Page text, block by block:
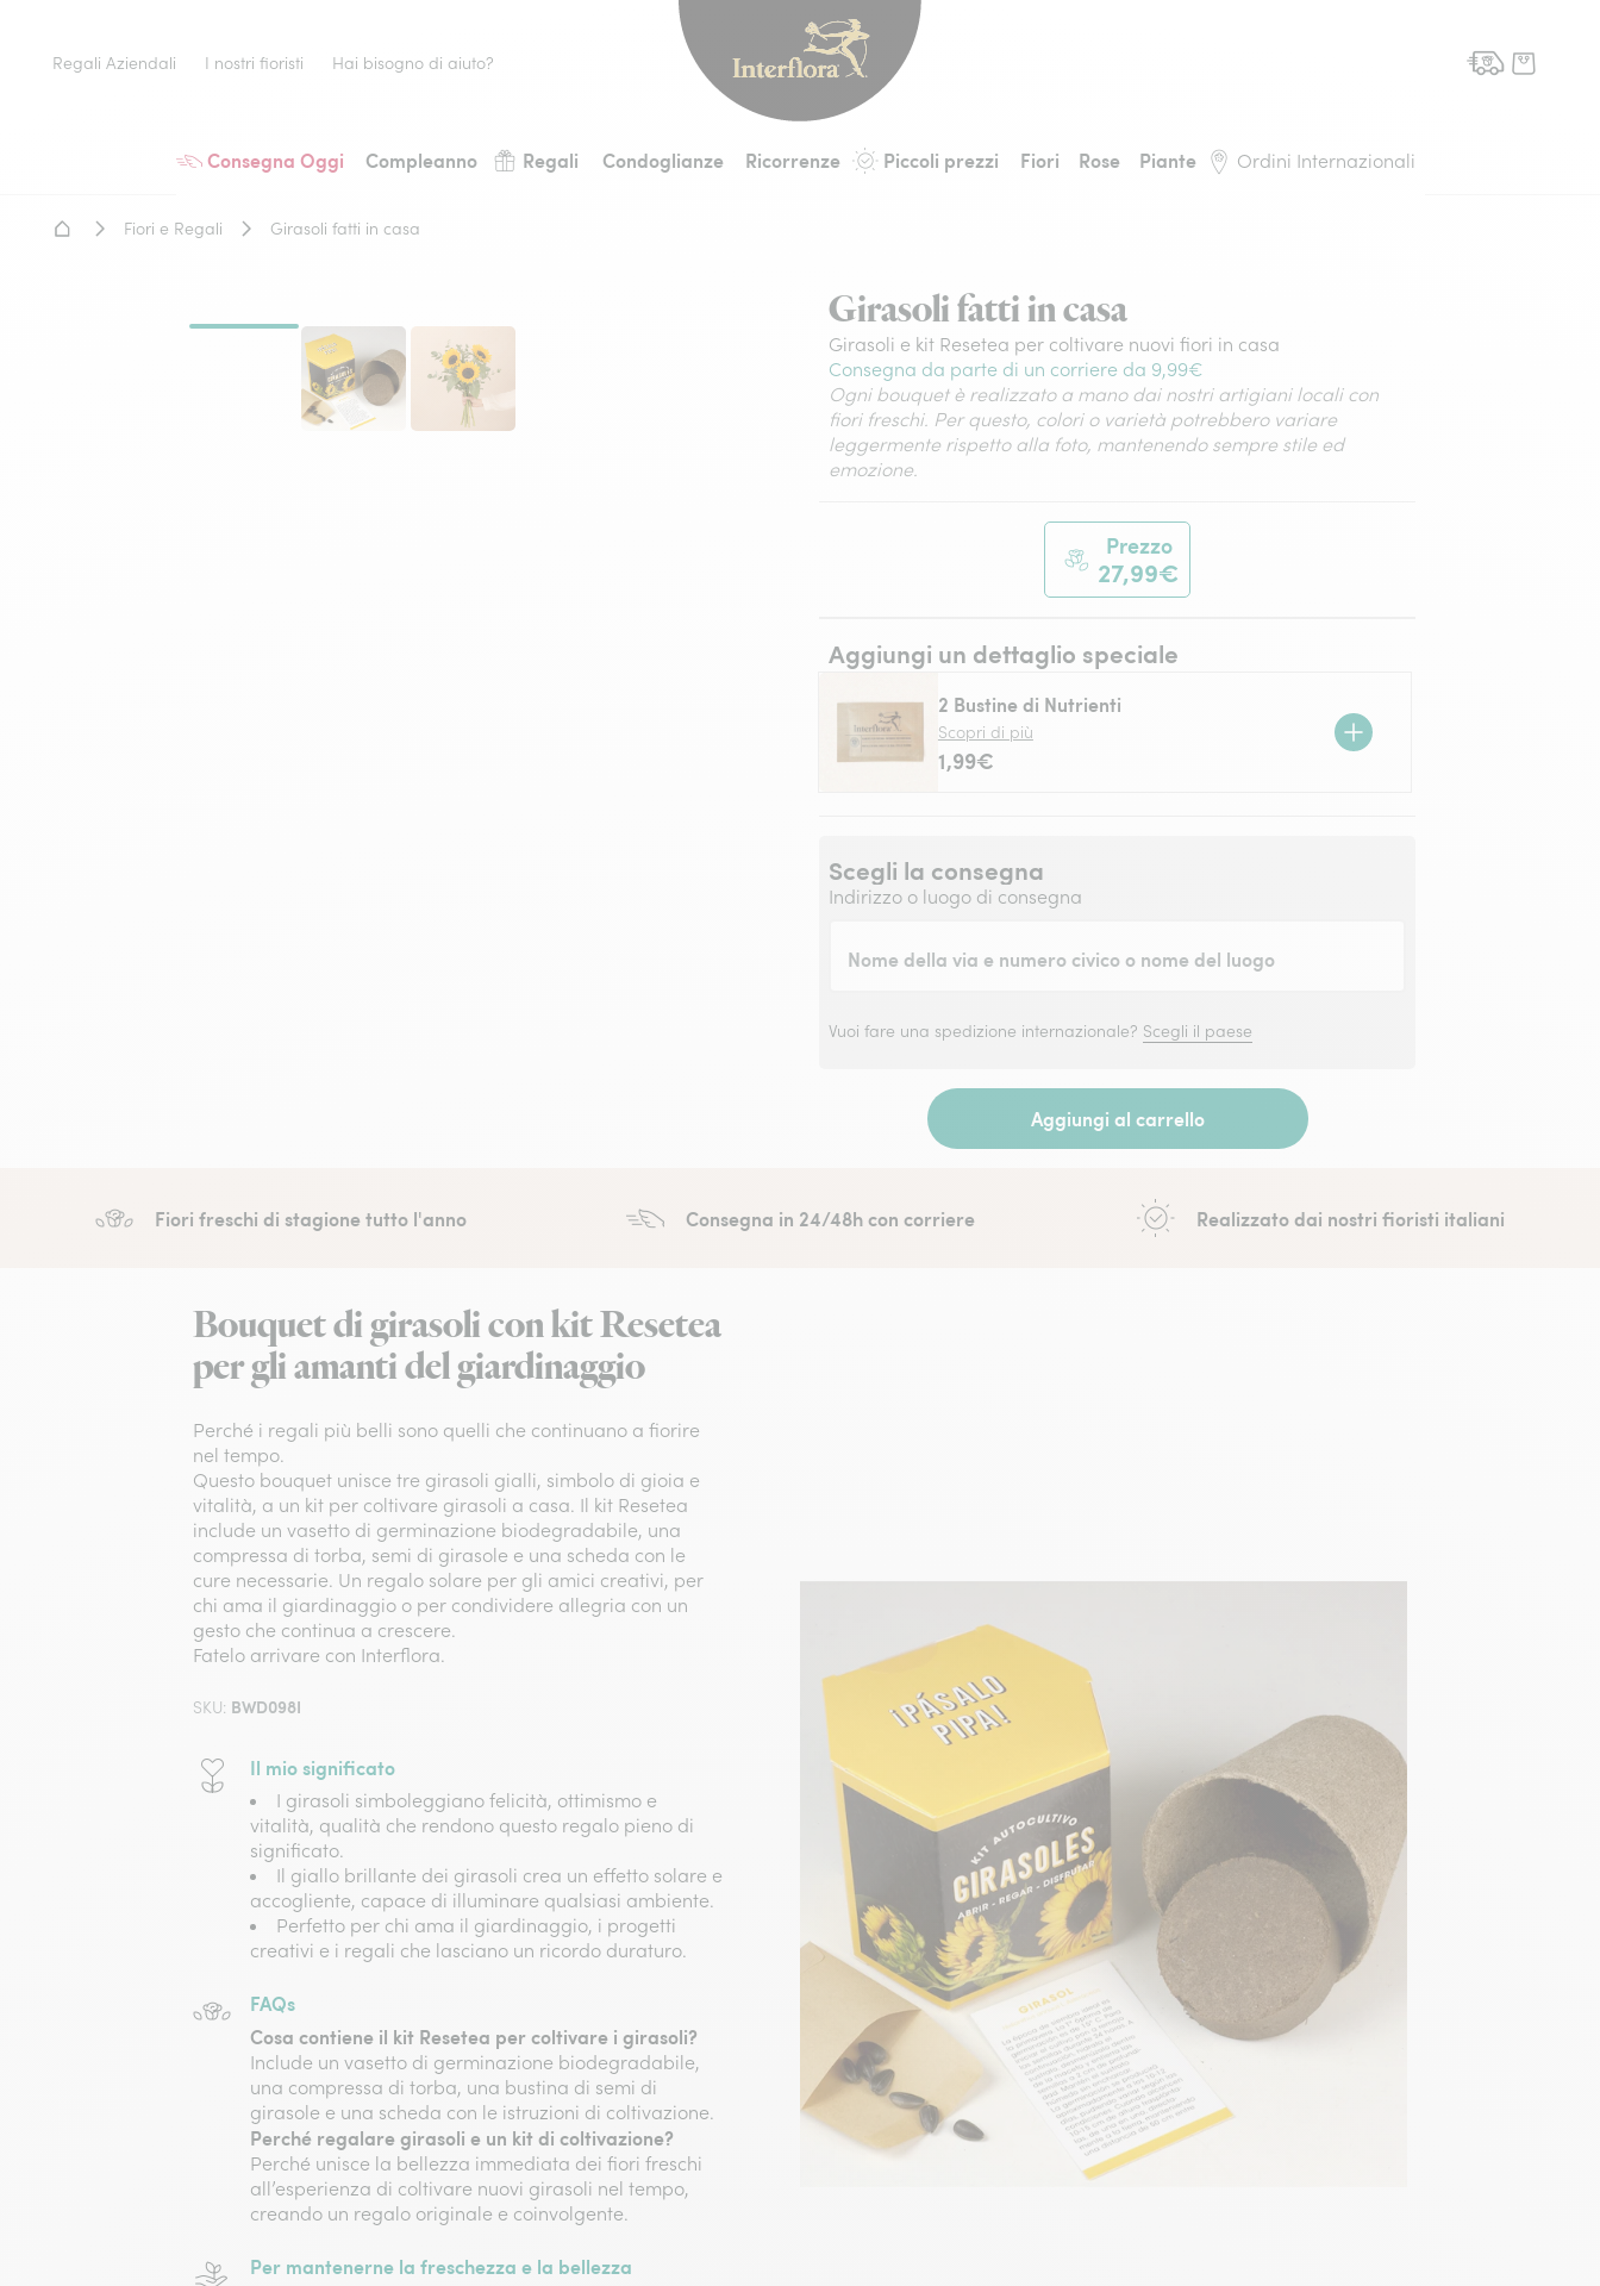
Consegna Oggi Compleanno Regali Condoglianze Ricorrenze Piccoli prezzi Fiori Rose Piante Ordini Internazionali
Regali Aziendali I nostri fioristi Hai bisogno di aiuto?
Home - Fiori a domicilio
Fiori e Regali Girasoli fatti in casa
Girasoli fatti in casa
Girasoli e kit Resetea per coltivare nuovi fiori in casa
Consegna da parte di un corriere da 9,99€
Ogni bouquet è realizzato a mano dai nostri artigiani locali con
fiori freschi. Per questo, colori o varietà potrebbero variare
leggermente rispetto alla foto, mantenendo sempre stile ed
emozione.
Prezzo
27,99€
Aggiungi un dettaglio speciale
2 Bustine di Nutrienti
Scopri di più
1,99€
Scegli la consegna
Indirizzo o luogo di consegna
Nome della via e numero civico o nome del luogo
Vuoi fare una spedizione internazionale? Scegli il paese
Aggiungi al carrello
Fiori freschi di stagione tutto l'anno Consegna in 24/48h con corriere Realizzato dai nostri fioristi italiani
Bouquet di girasoli con kit Resetea
per gli amanti del giardinaggio
Perché i regali più belli sono quelli che continuano a fiorire
nel tempo.
Questo bouquet unisce tre girasoli gialli, simbolo di gioia e
vitalità, a un kit per coltivare girasoli a casa. Il kit Resetea
include un vasetto di germinazione biodegradabile, una
compressa di torba, semi di girasole e una scheda con le
cure necessarie. Un regalo solare per gli amici creativi, per
chi ama il giardinaggio o per condividere allegria con un
gesto che continua a crescere.
Fatelo arrivare con Interflora.
SKU: BWD098I
Il mio significato
I girasoli simboleggiano felicità, ottimismo e
vitalità, qualità che rendono questo regalo pieno di
significato.
Il giallo brillante dei girasoli crea un effetto solare e
accogliente, capace di illuminare qualsiasi ambiente.
Perfetto per chi ama il giardinaggio, i progetti
creativi e i regali che lasciano un ricordo duraturo.
FAQs
Cosa contiene il kit Resetea per coltivare i girasoli?
Include un vasetto di germinazione biodegradabile,
una compressa di torba, una bustina di semi di
girasole e una scheda con le istruzioni di coltivazione.
Perché regalare girasoli e un kit di coltivazione?
Perché unisce la bellezza immediata dei fiori freschi
all’esperienza di coltivare nuovi girasoli nel tempo,
creando un regalo originale e coinvolgente.
Per mantenerne la freschezza e la bellezza